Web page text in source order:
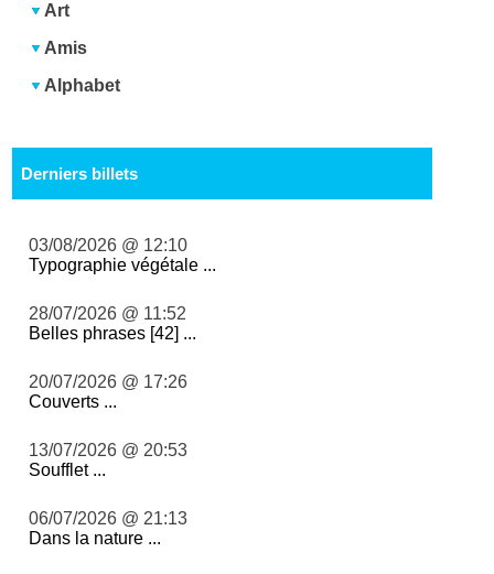
Art
Amis
Alphabet
Derniers billets
03/08/2026 @ 12:10
Typographie végétale ...
28/07/2026 @ 11:52
Belles phrases [42] ...
20/07/2026 @ 17:26
Couverts ...
13/07/2026 @ 20:53
Soufflet ...
06/07/2026 @ 21:13
Dans la nature ...